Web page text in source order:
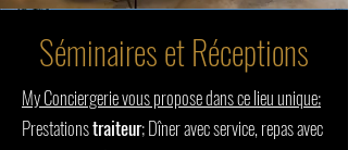
Séminaires et Réceptions
My Conciergerie vous propose dans ce lieu unique;
Prestationstraiteur; Dîner avec service, repas avec